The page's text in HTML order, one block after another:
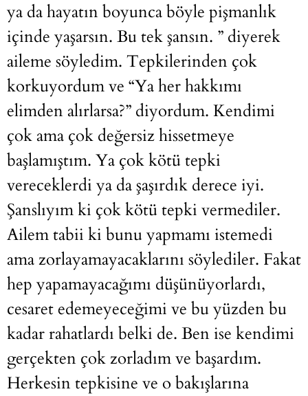
ya da hayatın boyunca böyle pişmanlık
içinde yaşarsın. Bu tek şansın. ” diyerek
aileme söyledim. Tepkilerinden çok
korkuyordum ve “Ya her hakkımı
elimden alırlarsa?” diyordum. Kendimi
çok ama çok değersiz hissetmeye
başlamıştım. Ya çok kötü tepki
vereceklerdi ya da şaşırdık derece iyi.
Şanslıyım ki çok kötü tepki vermediler.
Ailem tabii ki bunu yapmamı istemedi
ama zorlayamayacaklarını söylediler. Fakat
hep yapamayacağımı düşünüyorlardı,
cesaret edemeyeceğimi ve bu yüzden bu
kadar rahatlardı belki de. Ben ise kendimi
gerçekten çok zorladım ve başardım.
Herkesin tepkisine ve o bakışlarına